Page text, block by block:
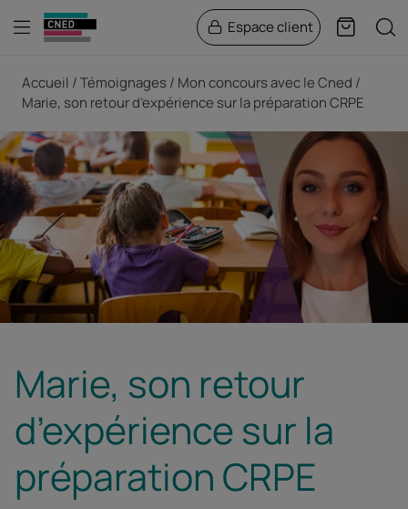
Menu Espace client Panier
Accueil Témoignages
Mon concours avec le Cned
Marie, son retour d’expérience sur la préparation CRPE
Marie, son retour
d’expérience sur la
préparation CRPE